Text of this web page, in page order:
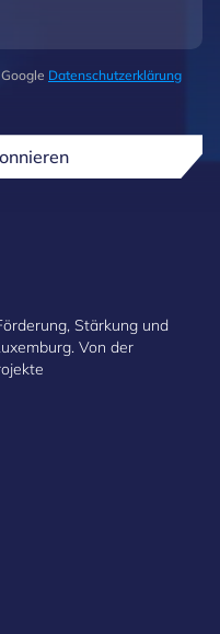
Datenschutzerklärung
Stärkung und
Von der